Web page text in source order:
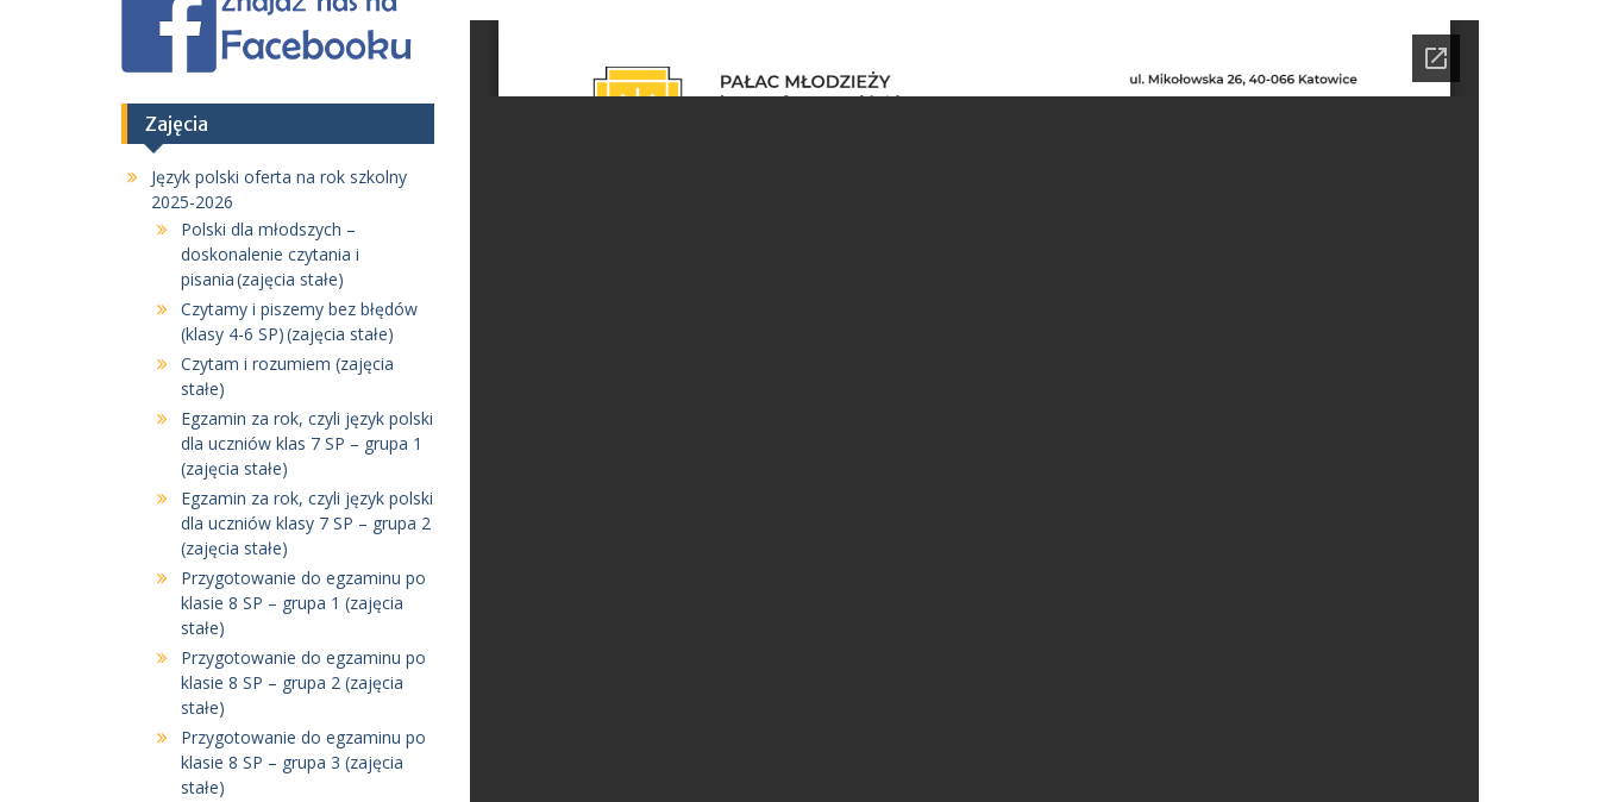
Zajęcia
Język polski oferta na rok szkolny
2025-2026
Polski dla młodszych –
doskonalenie czytania i
pisania (zajęcia stałe)
Czytamy i piszemy bez błędów
(klasy 4-6 SP) (zajęcia stałe)
Czytam i rozumiem (zajęcia
stałe)
Egzamin za rok, czyli język polski
dla uczniów klas 7 SP – grupa 1
(zajęcia stałe)
Egzamin za rok, czyli język polski
dla uczniów klasy 7 SP – grupa 2
(zajęcia stałe)
Przygotowanie do egzaminu po
klasie 8 SP – grupa 1 (zajęcia
stałe)
Przygotowanie do egzaminu po
klasie 8 SP – grupa 2 (zajęcia
stałe)
Przygotowanie do egzaminu po
klasie 8 SP – grupa 3 (zajęcia
stałe)